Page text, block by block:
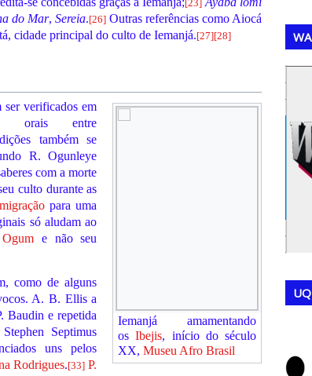
[23]
do Mar, Sereia.[26]Outras referências como Aiocá
cidade principal do culto de Iemanjá.[27][28]
Iemanjá amamentando
osIbejis, início do século
XX, Museu Afro Brasil
ser verificados em
orais entre
também se
R. Ogunleye
com a morte
culto durante as
migraçãopara uma
só aludam ao
e não seu
como de alguns
A. B. Ellis a
Baudin e repetida
Septimus
uns pelos
Rodrigues.[33] P.